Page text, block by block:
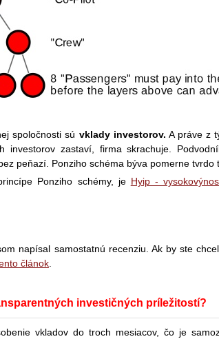
spoločnosti sú vklady investorov. A práve z
investorov zastaví, firma skrachuje.
peňazí. Ponziho schéma býva pomerne tvrdo
Ponziho schémy, je Hyip -
napísal samostatnú recenziu. Ak by ste
článok
investičných príležitostí?
vkladov do troch mesiacov, čo je